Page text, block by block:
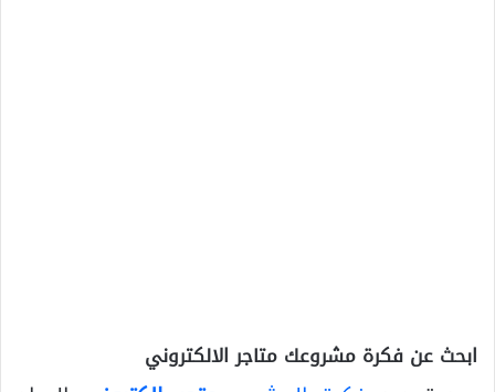
ابحث عن فكرة مشروعك متاجر الالكتروني